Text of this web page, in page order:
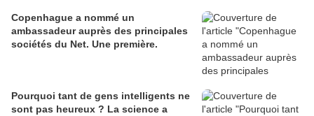
Copenhague a nommé un
ambassadeur auprès des principales
sociétés du Net. Une première.
Pourquoi tant de gens intelligents ne
sont pas heureux ? La science a